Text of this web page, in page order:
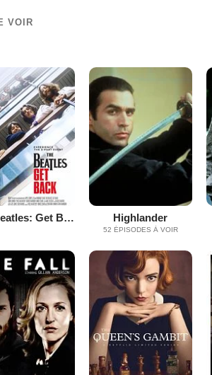
VOIR
The Beatles: Get Back Highlander
52 ÉPISODES À VOIR